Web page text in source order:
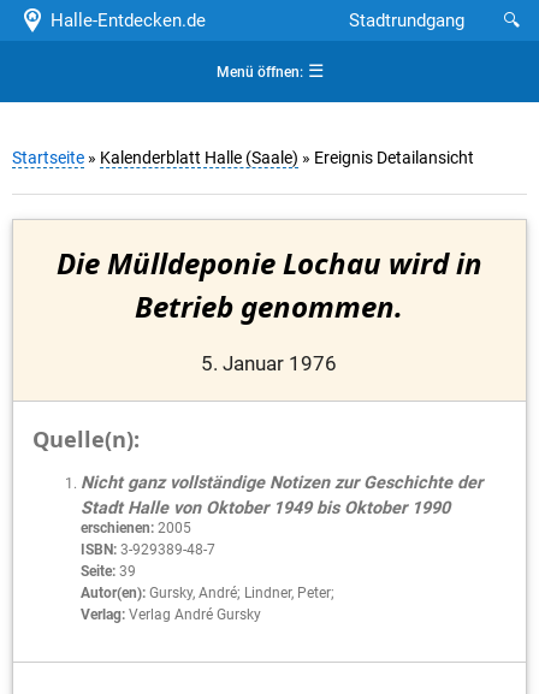
Halle-Entdecken.de 🔍
Stadtrundgang
Menü öffnen:☰
Startseite » Kalenderblatt Halle (Saale) » Ereignis Detailansicht
Die Mülldeponie Lochau wird in
Betrieb genommen.
5. Januar 1976
Quelle(n):
Nicht ganz vollständige Notizen zur Geschichte der
Stadt Halle von Oktober 1949 bis Oktober 1990
erschienen: 2005
ISBN: 3-929389-48-7
Seite: 39
Autor(en): Gursky, André; Lindner, Peter;
Verlag: Verlag André Gursky